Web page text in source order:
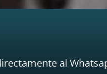
al